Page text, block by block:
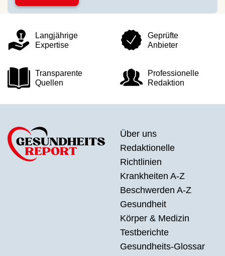
Langjährige
Expertise
Geprüfte
Anbieter
Transparente
Quellen
Professionelle
Redaktion
Über uns
Redaktionelle
Richtlinien
Krankheiten A-Z
Beschwerden A-Z
Gesundheit
Körper & Medizin
Testberichte
Gesundheits-Glossar